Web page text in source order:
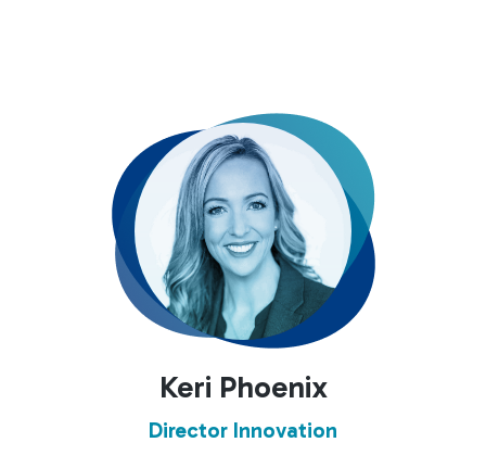
Keri Phoenix
Director Innovation